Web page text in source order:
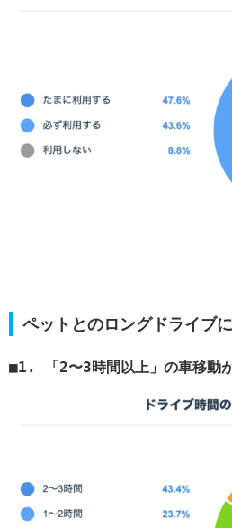
ペットとのロングドライブ
1. 「2〜3時間以上」の車移動